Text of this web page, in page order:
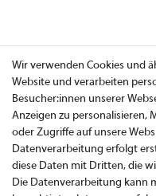
Wir verwenden Cookies und
Website und verarbeiten
Besucher:innen unserer
Anzeigen zu personalisieren,
oder Zugriffe auf unsere
Datenverarbeitung erfolgt
diese Daten mit Dritten, die
Die Datenverarbeitung kann